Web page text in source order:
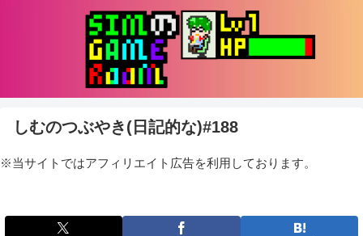
しむのつぶやき(日記的な)#188
※当サイトではアフィリエイト広告を利用しております。